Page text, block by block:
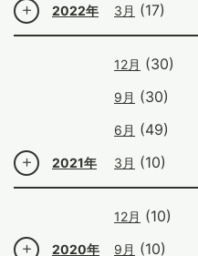
2022年 3月 (17)
2021年
12月 (30)
9月 (30)
6月 (49)
3月 (10)
2020年
12月 (10)
9月 (10)